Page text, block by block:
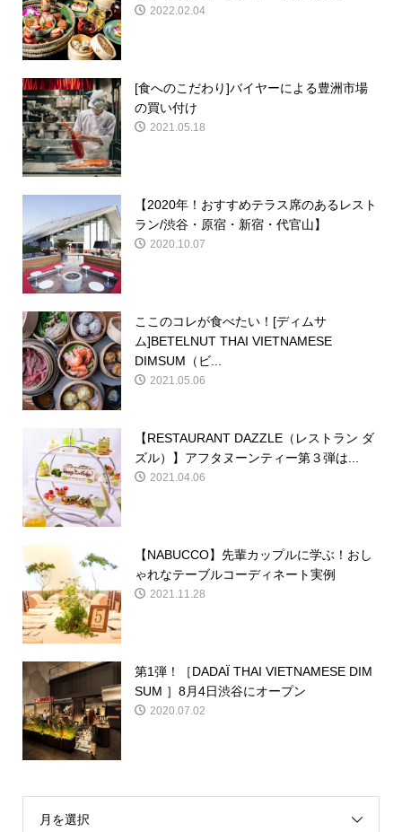
2022.02.04
[食へのこだわり]バイヤーによる豊洲市場
の買い付け
2021.05.18
【2020年！おすすめテラス席のあるレスト
ラン/渋谷・原宿・新宿・代官山】
2020.10.07
ここのコレが食べたい！[ディムサ
ム]BETELNUT THAI VIETNAMESE
DIMSUM（ビ...
2021.05.06
【RESTAURANT DAZZLE（レストラン ダ
ズル）】アフタヌーンティー第３弾は...
2021.04.06
【NABUCCO】先輩カップルに学ぶ！おし
ゃれなテーブルコーディネート実例
2021.11.28
第1弾！［DADAÏ THAI VIETNAMESE DIM
SUM ］8月4日渋谷にオープン
2020.07.02
月を選択